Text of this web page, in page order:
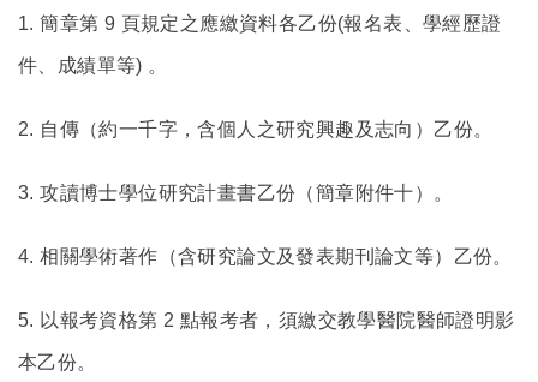
1.簡章第 9 頁規定之應繳資料各乙份(報名表、學經歷證
件、成績單等) 。
2. 自傳（約一千字，含個人之研究興趣及志向）乙份。
3.攻讀博士學位研究計畫書乙份（簡章附件十）。
4.相關學術著作（含研究論文及發表期刊論文等）乙份。
5. 以報考資格第 2 點報考者，須繳交教學醫院醫師證明影
本乙份。